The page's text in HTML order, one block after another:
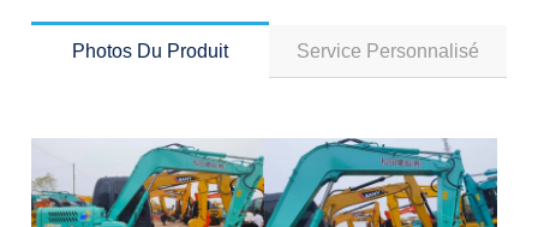
Photos Du Produit Service Personnalisé